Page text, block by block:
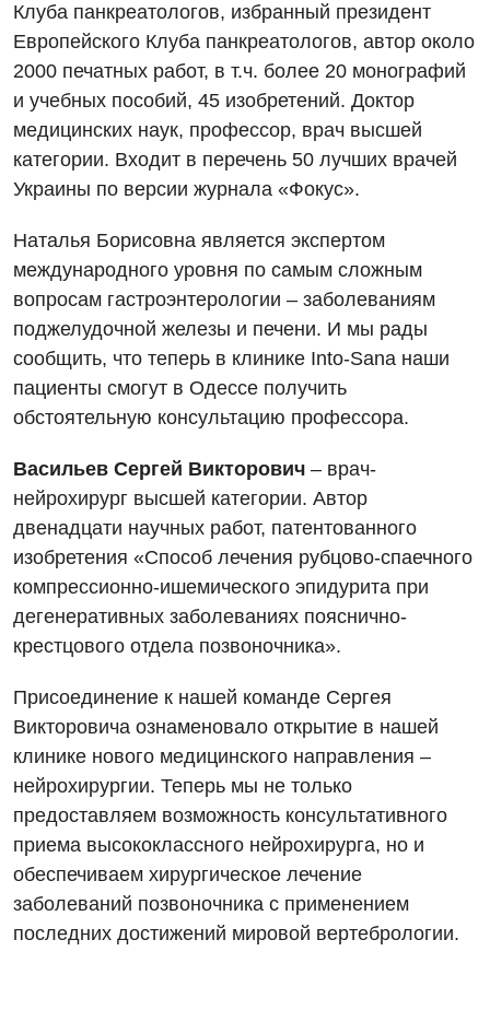
Интернатура
Энциклопедия
Программа лояльности
Отзывы
Видео
Ангиографические исследования
Диагностическое отделение
Инструментальная диагностика
Компьютерная томография
Магнитно-резонансная томография
Маммография
Нейросонография
Рентгенография
УЗИ
Эндоскопическое отделение
Для взрослых
Акушерство и гинекология
Аллергология, иммунология
Андрология
Бесплатные услуги
Вакцинация
Гематология
Дерматовенерология
Гинекологическое отделение
Диагностическое отделение
Дневной стационар
Онкологическое отделение
Отделение интенсивной терапии
Отделение неотложных состояний
Офтальмологическое отделение
Скорая медицинская помощь
Терапевтическое отделение
Урологическое отделение
Эндоскопическое отделение
Декларирование
Лечение острого инфаркта
Национальный скрининг здоровья 40+
Клуба панкреатологов, избранный президент
Европейского Клуба панкреатологов, автор около
2000 печатных работ, в т.ч. более 20 монографий
и учебных пособий, 45 изобретений. Доктор
медицинских наук, профессор, врач высшей
категории. Входит в перечень 50 лучших врачей
Украины по версии журнала «Фокус».
Наталья Борисовна является экспертом
международного уровня по самым сложным
вопросам гастроэнтерологии – заболеваниям
поджелудочной железы и печени. И мы рады
сообщить, что теперь в клинике Into-Sana наши
пациенты смогут в Одессе получить
обстоятельную консультацию профессора.
Васильев Сергей Викторович – врач-
нейрохирург высшей категории. Автор
двенадцати научных работ, патентованного
изобретения «Способ лечения рубцово-спаечного
компрессионно-ишемического эпидурита при
дегенеративных заболеваниях пояснично-
крестцового отдела позвоночника».
Присоединение к нашей команде Сергея
Викторовича ознаменовало открытие в нашей
клинике нового медицинского направления –
нейрохирургии. Теперь мы не только
предоставляем возможность консультативного
приема высококлассного нейрохирурга, но и
обеспечиваем хирургическое лечение
заболеваний позвоночника с применением
последних достижений мировой вертебрологии.